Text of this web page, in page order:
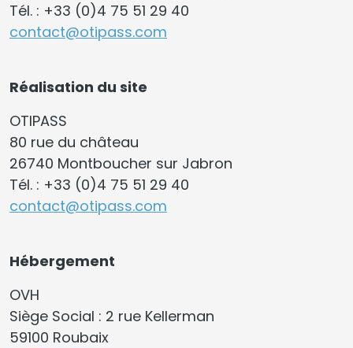
Tél. : +33 (0)4 75 51 29 40
contact@otipass.com
Réalisation du site
OTIPASS
80 rue du château
26740 Montboucher sur Jabron
Tél. : +33 (0)4 75 51 29 40
contact@otipass.com
Hébergement
OVH
Siège Social : 2 rue Kellerman
59100 Roubaix